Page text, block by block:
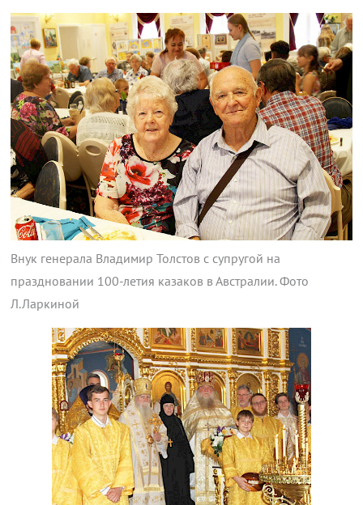
Внук генерала Владимир Толстов с супругой на
праздновании 100-летия казаков в Австралии. Фото
Л.Ларкиной